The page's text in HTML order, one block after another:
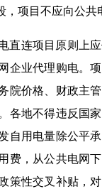
，项目不应向公共
直连项目原则上
企业代理购电。
院价格、财政主
各地不得违反国
自用电量除公平
费，从公共电网
策性交叉补贴，